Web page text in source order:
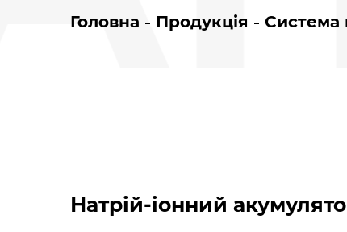
Головна Продукція Система
Натрій-іонний